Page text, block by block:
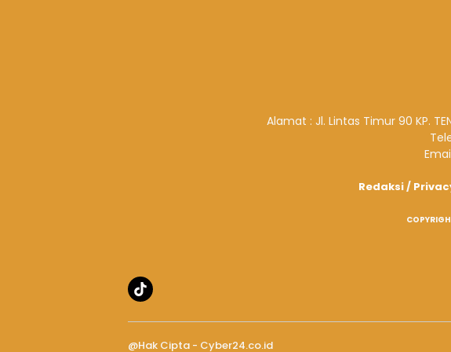
Alamat : Jl. Lintas Timur 90 KP.
Redaksi/
@Hak Cipta - Cyber24.co.id